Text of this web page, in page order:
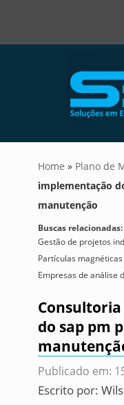
Home » Plano de
implementação
manutenção
Buscas relacionadas:
Gestão de projetos
Partículas
Empresas de análise
do sap pm
Publicado em:
Escrito por: